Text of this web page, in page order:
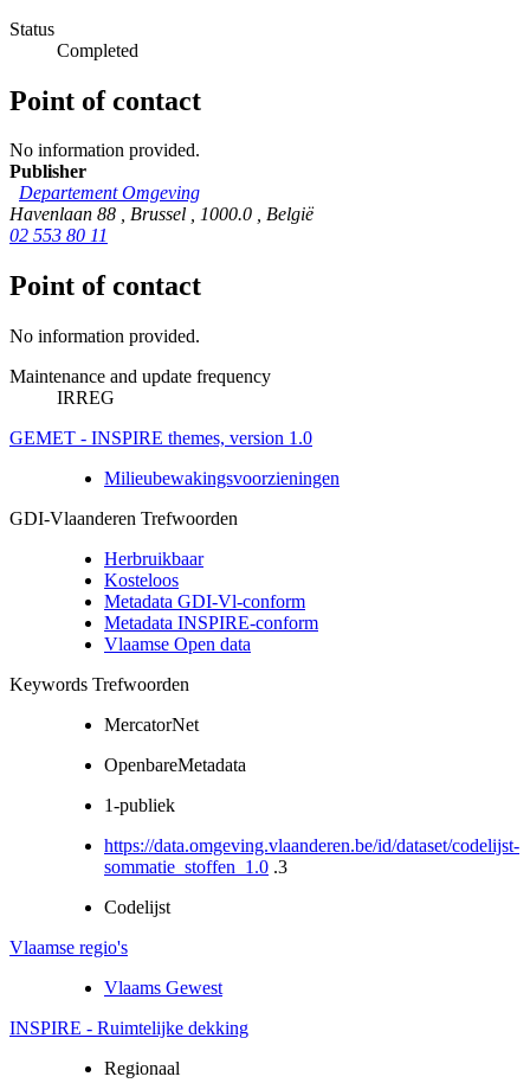
Status
Completed
Point of contact
No information provided.
Publisher
Departement Omgeving
Havenlaan 88 , Brussel , 1000.0 , België
02 553 80 11
Point of contact
No information provided.
Maintenance and update frequency
IRREG
GEMET - INSPIRE themes, version 1.0
Milieubewakingsvoorzieningen
GDI-Vlaanderen Trefwoorden
Herbruikbaar
Kosteloos
Metadata GDI-Vl-conform
Metadata INSPIRE-conform
Vlaamse Open data
Keywords Trefwoorden
MercatorNet
OpenbareMetadata
1-publiek
https://data.omgeving.vlaanderen.be/id/dataset/codelijst-
sommatie_stoffen_1.0 .3
Codelijst
Vlaamse regio's
Vlaams Gewest
INSPIRE - Ruimtelijke dekking
Regionaal